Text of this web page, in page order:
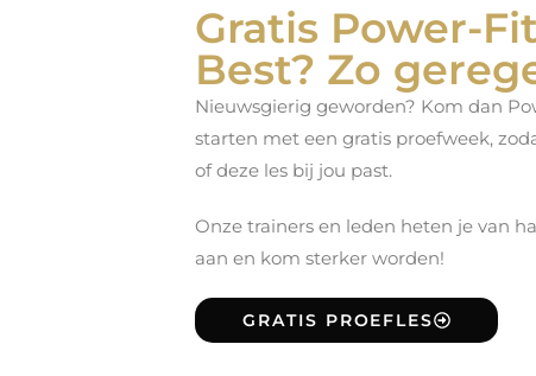
Gratis Power-
Best? Zo
Nieuwsgierig geworden? Kom dan
starten met een gratis proefweek,
of deze les bij jou past.
Onze trainers en leden heten je van
aan en kom sterker worden!
GRATIS PROEFLES